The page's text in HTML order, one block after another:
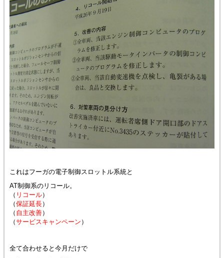
これはフーガの電子制御スロットル系統と
AT制御系のリコール。
（ リコール）
（保証延長）
（ 自主改善）
（サービスキャンペーン ）
全て合わせると今月だけで